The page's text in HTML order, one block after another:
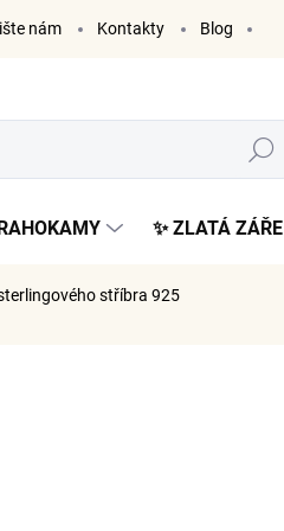
nám Kontakty Blog
Hledat
✨ ZLATÁ ZÁŘE
stříbra 925